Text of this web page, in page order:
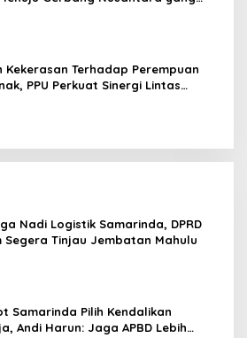
Kekerasan Terhadap Perempuan
PPU Perkuat Sinergi Lintas
Nadi Logistik Samarinda, DPRD
Segera Tinjau Jembatan Mahulu
Samarinda Pilih Kendalikan
Andi Harun: Jaga APBD Lebih